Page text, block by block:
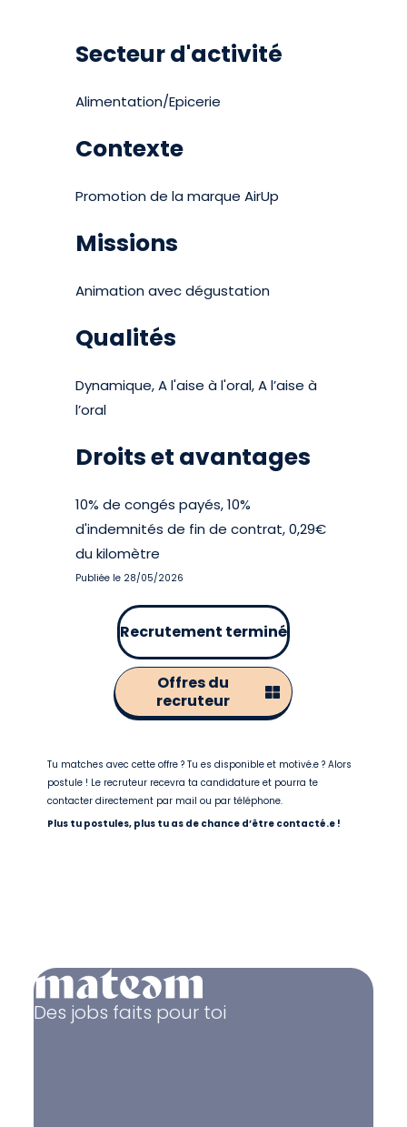
Secteur d'activité
Alimentation/Epicerie
Contexte
Promotion de la marque AirUp
Missions
Animation avec dégustation
Qualités
Dynamique, A l'aise à l'oral, A l’aise à
l’oral
Droits et avantages
10% de congés payés, 10%
d'indemnités de fin de contrat, 0,29€
du kilomètre
Publiée le 28/05/2026
Recrutement terminé
Offres du
recruteur
Tu matches avec cette offre ? Tu es disponible et motivé.e ? Alors
postule ! Le recruteur recevra ta candidature et pourra te
contacter directement par mail ou par téléphone.
Plus tu postules, plus tu as de chance d’être contacté.e !
Des jobs faits pour toi